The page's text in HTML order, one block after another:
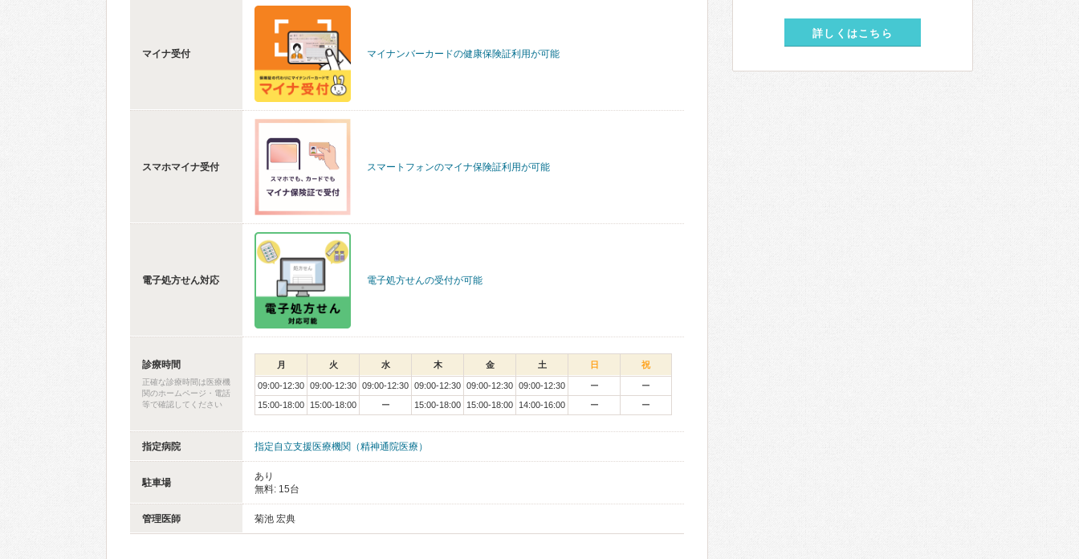
マイナ受付 マイナンバーカードの健康保険証利用が可能
スマホマイナ受付 スマートフォンのマイナ保険証利用が可能
電子処方せん対応 電子処方せんの受付が可能
診療時間
正確な診療時間は医療機
関のホームページ・電話
等で確認してください
月 火 水 木 金 土 日 祝
09:00-12:30 09:00-12:30 09:00-12:30 09:00-12:30 09:00-12:30 09:00-12:30 ー
ー
15:00-18:00
15:00-18:00 ー 15:00-18:00 15:00-18:00 14:00-16:00 ー ー
指定病院 指定自立支援医療機関（精神通院医療）
駐車場
あり
無料: 15台
管理医師 菊池 宏典
詳しくはこちら